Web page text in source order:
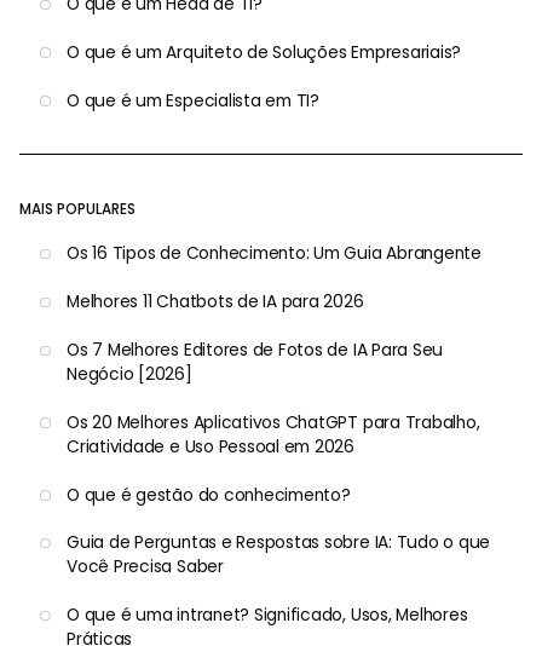
O que é um Arquiteto de Soluções Empresariais?
O que é um Especialista em TI?
MAIS POPULARES
Os 16 Tipos de Conhecimento: Um Guia Abrangente
Melhores 11 Chatbots de IA para 2026
Os 7 Melhores Editores de Fotos de IA Para Seu
Negócio [2026]
Os 20 Melhores Aplicativos ChatGPT para Trabalho,
Criatividade e Uso Pessoal em 2026
O que é gestão do conhecimento?
Guia de Perguntas e Respostas sobre IA: Tudo o que
Você Precisa Saber
O que é uma intranet? Significado, Usos, Melhores
Práticas